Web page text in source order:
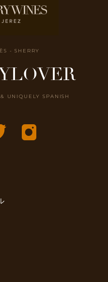
- SHERRY
UNIQUELY SPANISH